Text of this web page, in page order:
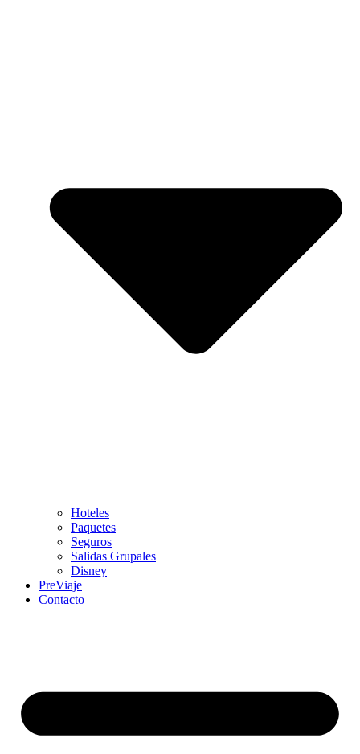
Hoteles
Paquetes
Seguros
Salidas Grupales
Disney
PreViaje
Contacto